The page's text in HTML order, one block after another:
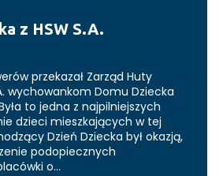
z HSW S.A.
przekazał Zarząd Huty
wychowankom Domu Dziecka
to jedna z najpilniejszych
dzieci mieszkających w tej
Dzień Dziecka był okazją,
podopiecznych
o…